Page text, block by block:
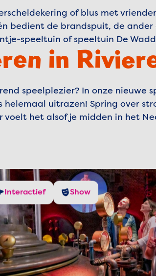
of blus met
bedient de brandspuit, de
speeltuin of speeltuin De
in
speelplezier? In onze nieuwe
helemaal uitrazen! Spring over
voelt het alsof je midden in het
Interactief Show